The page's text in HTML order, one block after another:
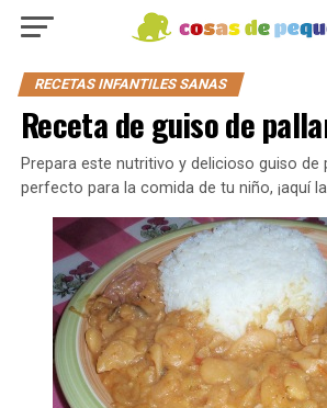
RECETAS INFANTILES SANAS
Receta de guiso de
Prepara este nutritivo y delicioso guiso de
perfecto para la comida de tu niño, ¡aquí